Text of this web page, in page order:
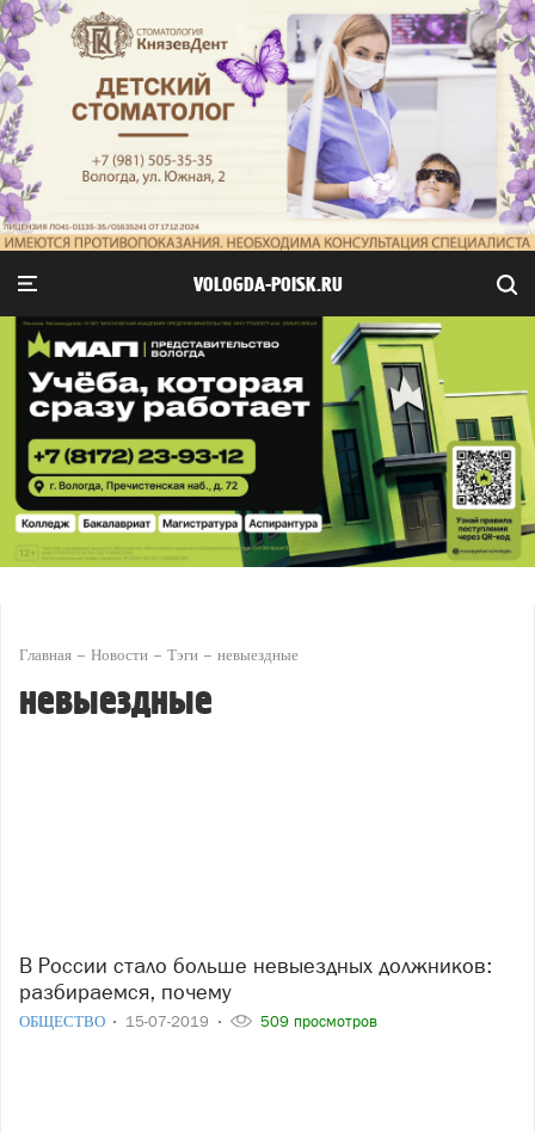
VOLOGDA-POISK.RU
Главная Новости Тэги невыездные
невыездные
В России стало больше невыездных должников:
разбираемся, почему
ОБЩЕСТВО 15-07-2019 509 просмотров